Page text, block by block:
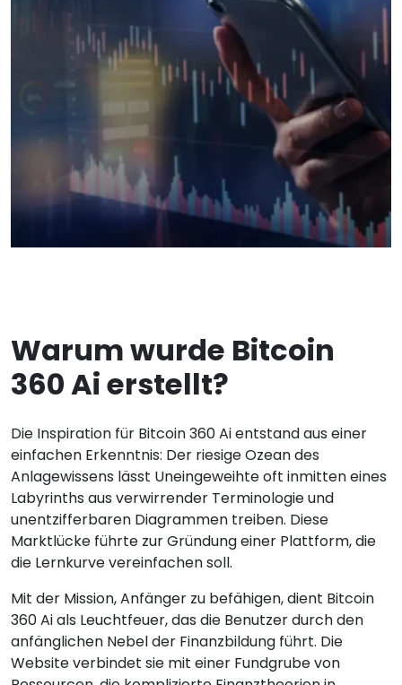
Warum wurde Bitcoin
360 Ai erstellt?
Die Inspiration für Bitcoin 360 Ai entstand aus einer
einfachen Erkenntnis: Der riesige Ozean des
Anlagewissens lässt Uneingeweihte oft inmitten eines
Labyrinths aus verwirrender Terminologie und
unentzifferbaren Diagrammen treiben. Diese
Marktlücke führte zur Gründung einer Plattform, die
die Lernkurve vereinfachen soll.
Mit der Mission, Anfänger zu befähigen, dient Bitcoin
360 Ai als Leuchtfeuer, das die Benutzer durch den
anfänglichen Nebel der Finanzbildung führt. Die
Website verbindet sie mit einer Fundgrube von